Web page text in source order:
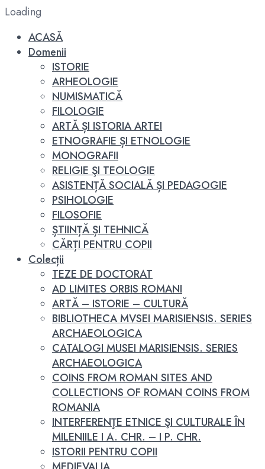
Loading
ACASĂ
Domenii
ISTORIE
ARHEOLOGIE
NUMISMATICĂ
FILOLOGIE
ARTĂ ȘI ISTORIA ARTEI
ETNOGRAFIE ȘI ETNOLOGIE
MONOGRAFII
RELIGIE ŞI TEOLOGIE
ASISTENȚĂ SOCIALĂ ȘI PEDAGOGIE
PSIHOLOGIE
FILOSOFIE
ȘTIINȚĂ ȘI TEHNICĂ
CĂRȚI PENTRU COPII
Colecții
TEZE DE DOCTORAT
AD LIMITES ORBIS ROMANI
ARTĂ – ISTORIE – CULTURĂ
BIBLIOTHECA MVSEI MARISIENSIS. SERIES
ARCHAEOLOGICA
CATALOGI MUSEI MARISIENSIS. SERIES
ARCHAEOLOGICA
COINS FROM ROMAN SITES AND
COLLECTIONS OF ROMAN COINS FROM
ROMANIA
INTERFERENŢE ETNICE ŞI CULTURALE ÎN
MILENIILE I A. CHR. – I P. CHR.
ISTORII PENTRU COPII